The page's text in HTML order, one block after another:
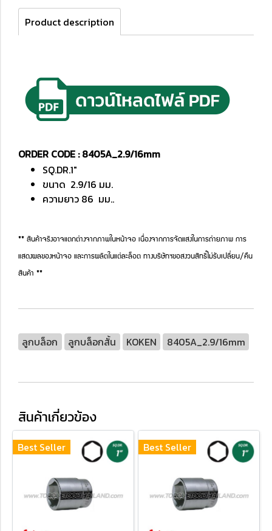
Product description
ORDER CODE : 8405A_2.9/16mm
SQ.DR.1"
ขนาด 2.9/16 มม.
ความยาว 86 มม..
** สินค้าจริงอาจแตกต่างจากภาพในหน้าจอ เนื่องจากการจัดแสงในการถ่ายภาพ การ
แสดงผลของหน้าจอ และการผลิตในแต่ละล็อต ทางบริษัทฯขอสงวนสิทธิ์ไม่รับเปลี่ยน/คืน
สินค้า **
ลูกบล็อก ลูกบล็อกสั้น KOKEN 8405A_2.9/16mm
สินค้าเกี่ยวข้อง
Best Seller Best Seller